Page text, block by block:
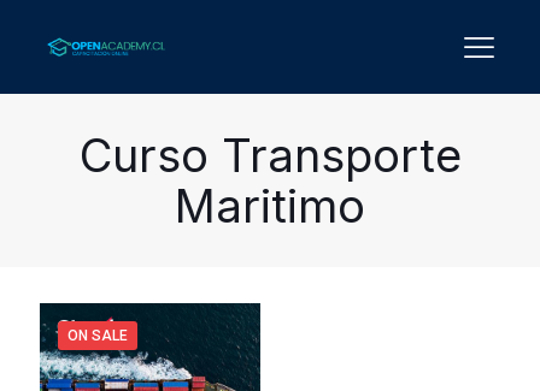
Curso Transporte
Maritimo
ON SALE